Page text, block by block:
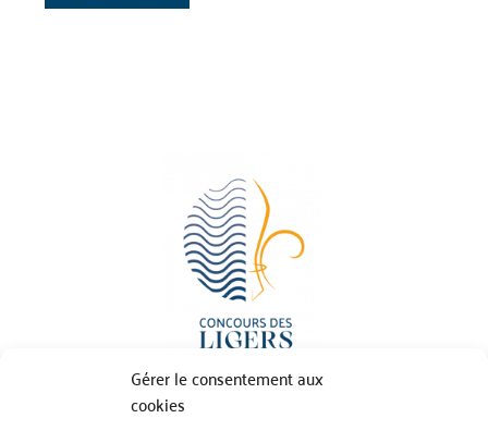
Gérer le consentement aux
cookies